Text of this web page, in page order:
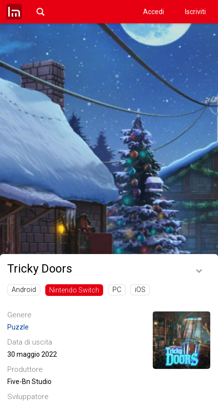
Accedi Iscriviti
Tricky Doors
Android Nintendo Switch PC iOS
Genere
Puzzle
Data di uscita
30 maggio 2022
Produttore
Five-Bn Studio
Sviluppatore